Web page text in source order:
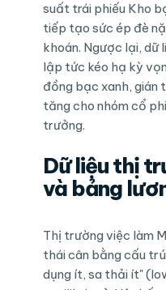
suất trái phiếu Kho
tiếp tạo sức ép đè
khoán. Ngược lại, dữ
lập tức kéo hạ kỳ
đồng bạc xanh,
tăng cho nhóm cổ
trưởng.
Dữ liệu thị
và bảng
Thị trường việc làm
thái cân bằng cấu
dụng ít, sa thải ít"